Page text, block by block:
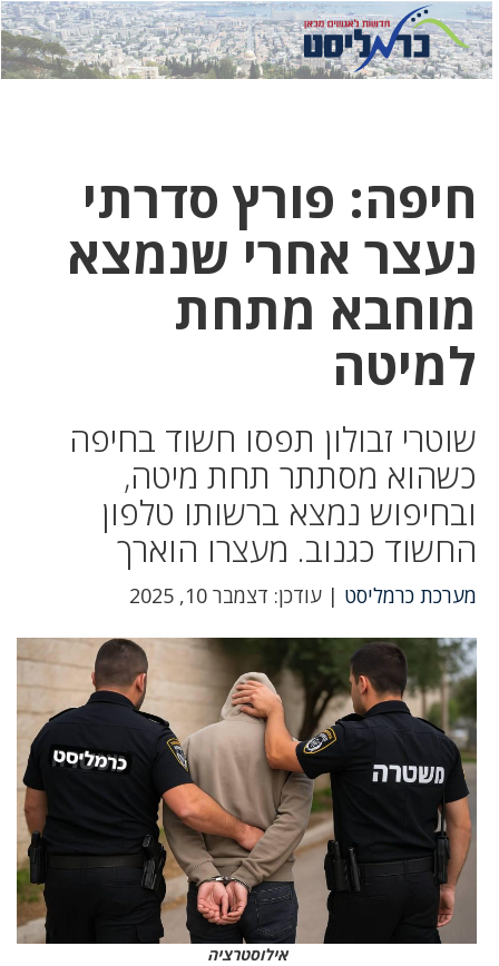
לחץ
כאן
לחץ
כדי
חיפה: פורץ סדרתי
נעצר אחרי שנמצא
מוחבא מתחת
למיטה
שוטרי זבולון תפסו חשוד בחיפה
כשהוא מסתתר תחת מיטה,
ובחיפוש נמצא ברשותו טלפון
החשוד כגנוב. מעצרו הוארך
מערכת כרמליסט | עודכן: דצמבר 10, 2025
אילוסטרציה